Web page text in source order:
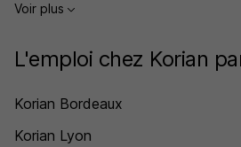
Voir plus
L'emploi chez Korian
Korian Bordeaux
Korian Lyon